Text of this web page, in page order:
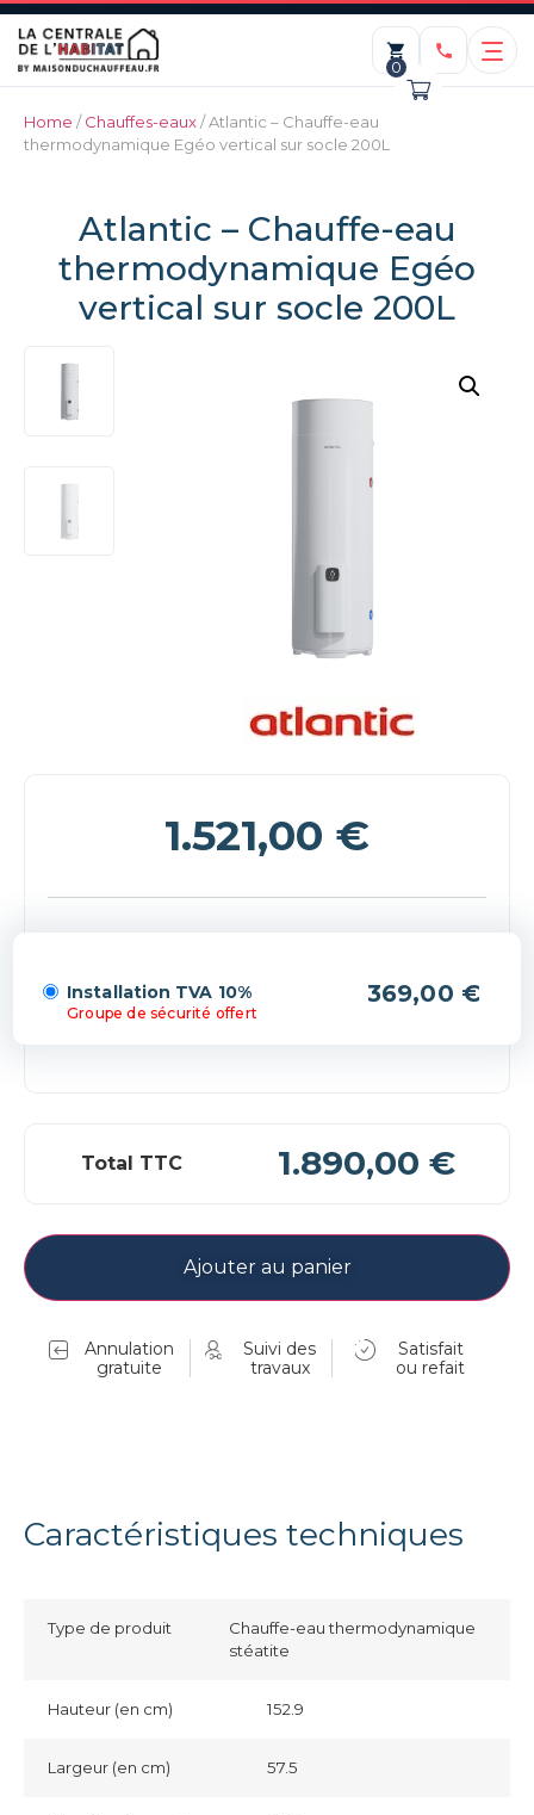
0
69,00€ ADD
Home /Chauffes-eaux/ Atlantic – Chauffe-eau
thermodynamique Egéo vertical sur socle 200L
Atlantic – Chauffe-eau
thermodynamique Egéo
vertical sur socle 200L
1.521,00 €
Installation TVA 10% (+369,00 €)
Groupe de sécurité offert
Total TTC 1.890,00 €
Ajouter au panier
Annulation
gratuite
Suivi des
travaux
Satisfait
ou refait
Caractéristiques techniques
Type de produit
Chauffe-eau thermodynamique
stéatite
Hauteur (en cm) 152.9
Largeur (en cm) 57.5